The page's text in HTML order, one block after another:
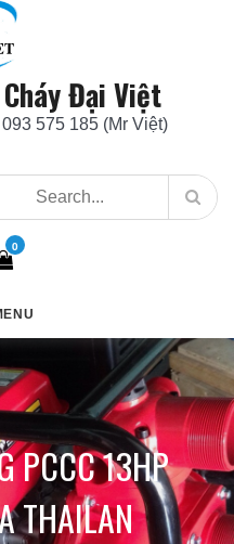
Đại Việt
575 185 (Mr Việt)
0
PCCC 13HP
THAILAN